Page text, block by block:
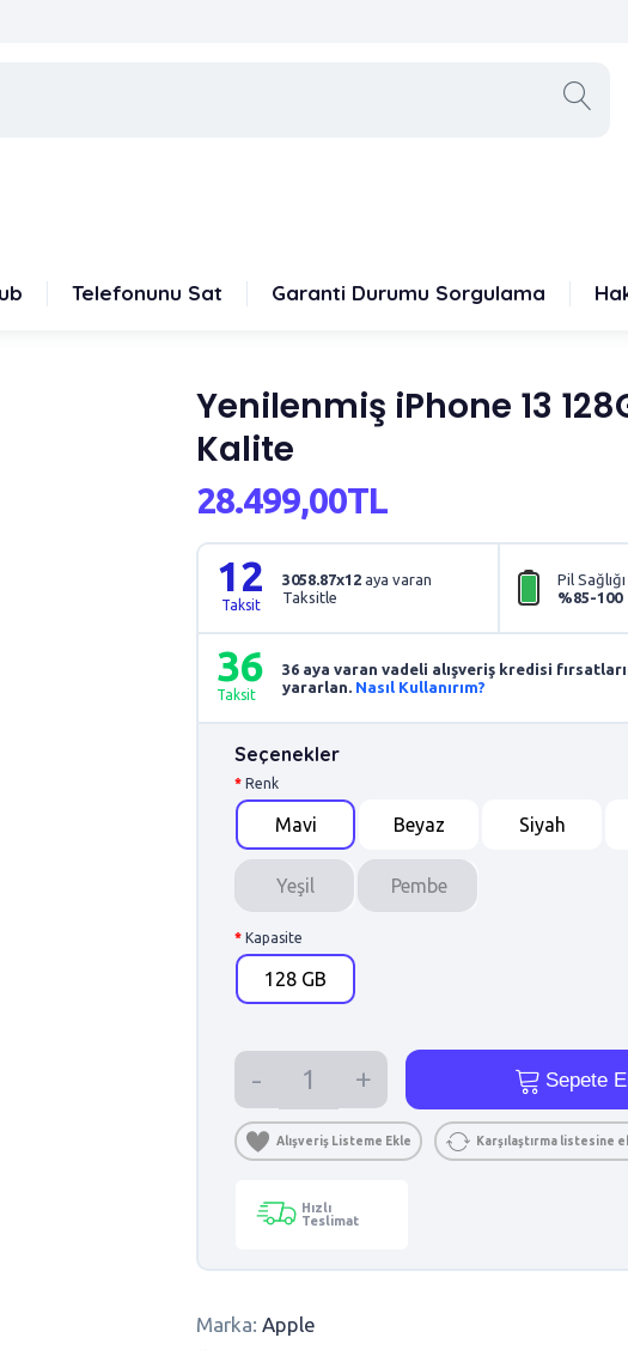
Telefonunu Sat Garanti Durumu Sorgulama
Yenilenmiş iPhone 13
Kalite
28.499,00TL
12
Taksit
3058.87x12 aya varan
Taksitle
Pil Sağlığı
%85-100
36
Taksit
36 aya varan vadeli alışveriş kredisi
yararlan. Nasıl Kullanırım?
Seçenekler
Renk
Mavi Beyaz Siyah
Yeşil Pembe
Kapasite
128 GB
Sepete
Alışveriş Listeme Ekle Karşılaştırma listesine
Hızlı
Teslimat
Marka: Apple